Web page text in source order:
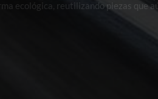
ecológica, reutilizando piezas que